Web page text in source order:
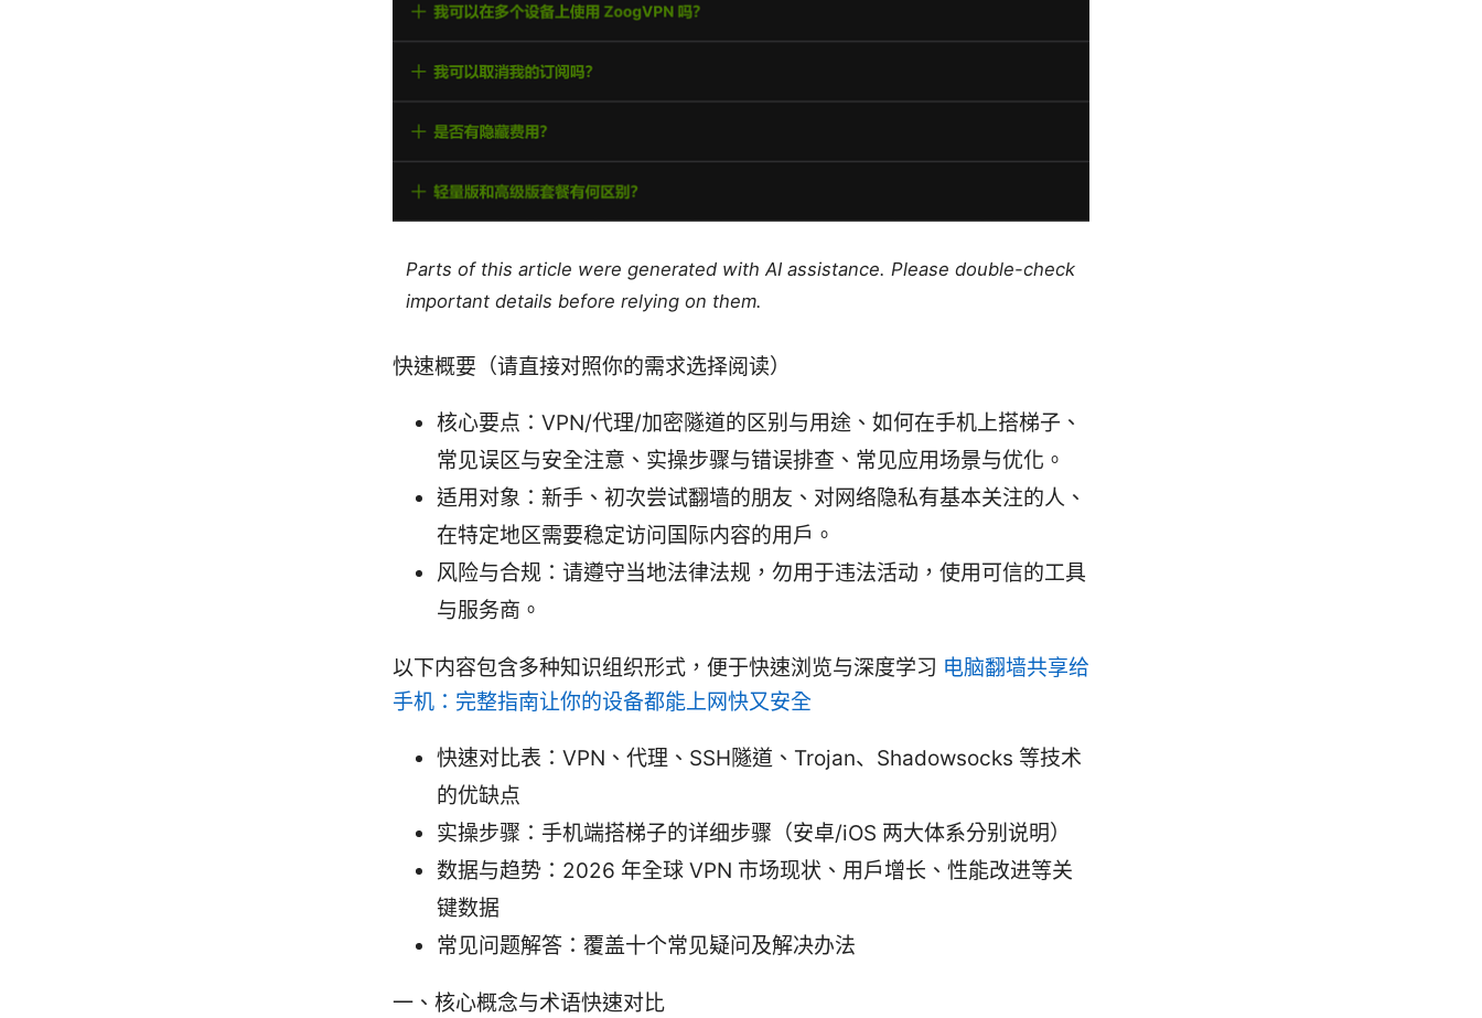
Parts of this article were generated with AI assistance. Please double-check
important details before relying on them.
快速概要（请直接对照你的需求选择阅读）
核心要点：VPN/代理/加密隧道的区别与用途、如何在手机上搭梯子、
常见误区与安全注意、实操步骤与错误排查、常见应用场景与优化。
适用对象：新手、初次尝试翻墙的朋友、对网络隐私有基本关注的人、
在特定地区需要稳定访问国际内容的用户。
风险与合规：请遵守当地法律法规，勿用于违法活动，使用可信的工具
与服务商。
以下内容包含多种知识组织形式，便于快速浏览与深度学习 电脑翻墙共享给
手机：完整指南让你的设备都能上网快又安全
快速对比表：VPN、代理、SSH隧道、Trojan、Shadowsocks 等技术
的优缺点
实操步骤：手机端搭梯子的详细步骤（安卓/iOS 两大体系分别说明）
数据与趋势：2026 年全球 VPN 市场现状、用户增长、性能改进等关
键数据
常见问题解答：覆盖十个常见疑问及解决办法
一、核心概念与术语快速对比